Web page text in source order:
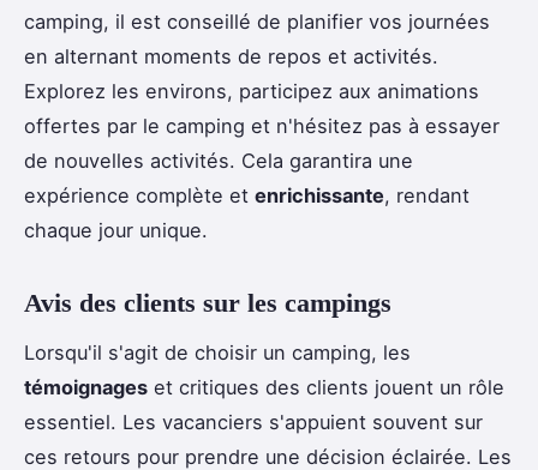
camping, il est conseillé de planifier vos journées
en alternant moments de repos et activités.
Explorez les environs, participez aux animations
offertes par le camping et n'hésitez pas à essayer
de nouvelles activités. Cela garantira une
expérience complète et enrichissante, rendant
chaque jour unique.
Avis des clients sur les campings
Lorsqu'il s'agit de choisir un camping, les
témoignages et critiques des clients jouent un rôle
essentiel. Les vacanciers s'appuient souvent sur
ces retours pour prendre une décision éclairée. Les